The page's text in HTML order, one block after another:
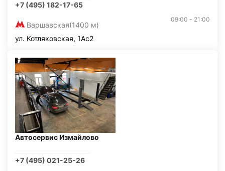
+7 (495) 182-17-65
Варшавская(1400 м)
09:00 - 21:00
ул. Котляковская, 1Ас2
Автосервис Измайлово
+7 (495) 021-25-26